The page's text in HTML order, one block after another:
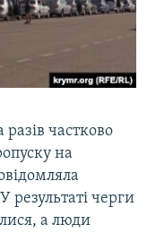
разів частково
на
черги
а люди